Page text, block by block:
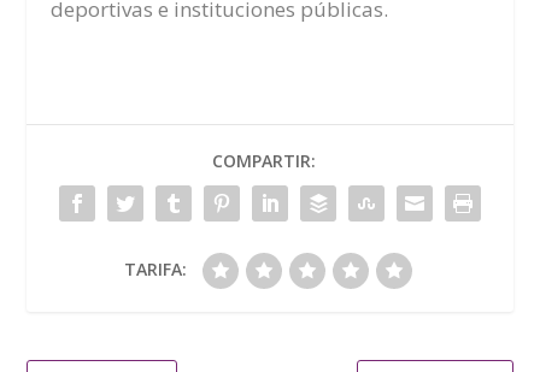
deportivas e instituciones públicas.
COMPARTIR:
TARIFA: